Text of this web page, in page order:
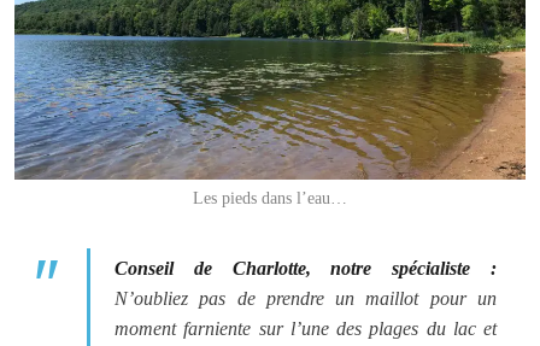
Les pieds dans l’eau…
Conseil de Charlotte, notre spécialiste :
N’oubliez pas de prendre un maillot pour un
moment farniente sur l’une des plages du lac et